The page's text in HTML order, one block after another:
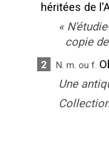
héritées de
«
copie
2 N. m. ou f.
Une